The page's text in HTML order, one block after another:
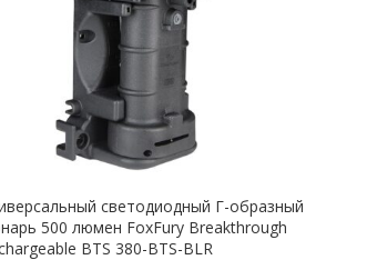
светодиодный Г-образный
500 люмен FoxFury Breakthrough
BTS 380-BTS-BLR